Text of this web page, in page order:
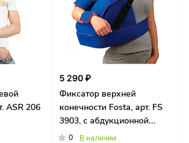
ASR 206
5 290 ₽
Фиксатор верхней
конечности Fosta, арт. FS
3903, с абдукционной
подушкой
0 В наличии